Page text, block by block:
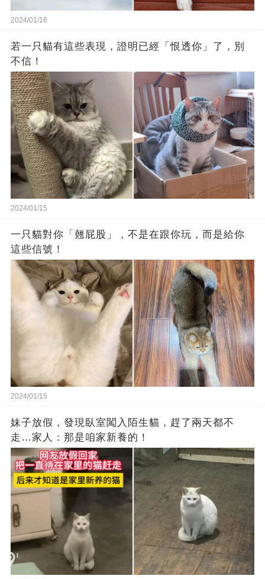
2024/01/16
若一只貓有這些表現，證明已經「恨透你」了，別
不信！
2024/01/15
一只貓對你「翹屁股」，不是在跟你玩，而是給你
這些信號！
2024/01/15
妹子放假，發現臥室闖入陌生貓，趕了兩天都不
走…家人：那是咱家新養的！